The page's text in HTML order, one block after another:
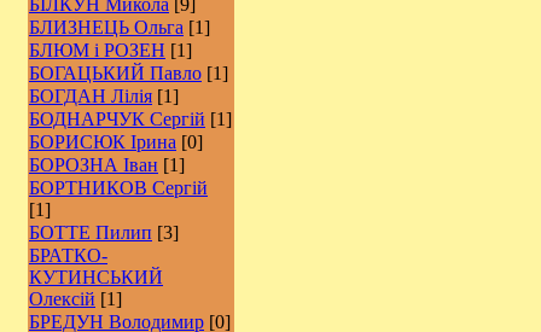
БІЛКУН Микола [9]
БЛИЗНЕЦЬ Ольга [1]
БЛЮМ і РОЗЕН [1]
БОГАЦЬКИЙ Павло [1]
БОГДАН Лілія [1]
БОДНАРЧУК Сергій [1]
БОРИСЮК Ірина [0]
БОРОЗНА Іван [1]
БОРТНИКОВ Сергій
[1]
БОТТЕ Пилип [3]
БРАТКО-
КУТИНСЬКИЙ
Олексій [1]
БРЕДУН Володимир [0]